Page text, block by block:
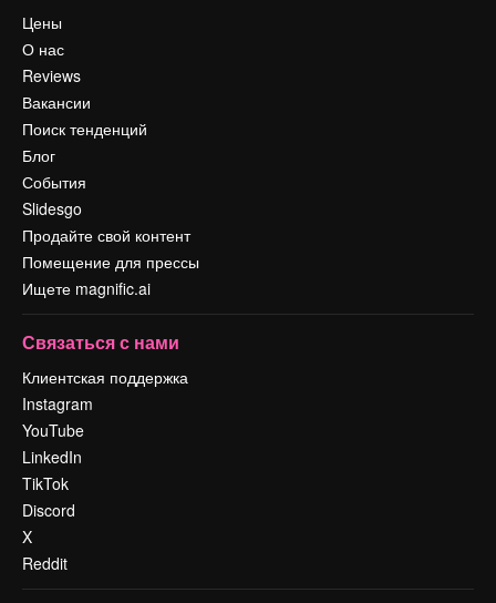
Цены
О нас
Reviews
Вакансии
Поиск тенденций
Блог
События
Slidesgo
Продайте свой контент
Помещение для прессы
Ищете magnific.ai
Связаться с нами
Клиентская поддержка
Instagram
YouTube
LinkedIn
TikTok
Discord
X
Reddit